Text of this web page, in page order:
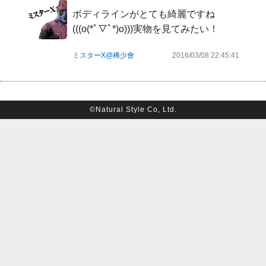
ボディラインがとても綺麗ですね
(((o(*ﾟ▽ﾟ*)o)))実物を見てみたい！
ミスターX@稀少會 2016/03/08 22:45:41
©Natural Style Co, Ltd.